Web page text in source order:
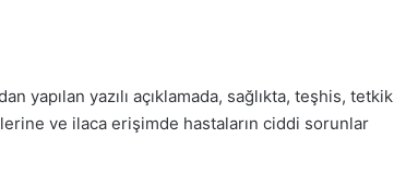
yapılan yazılı açıklamada, sağlıkta, teşhis, tetkik
ve ilaca erişimde hastaların ciddi sorunlar